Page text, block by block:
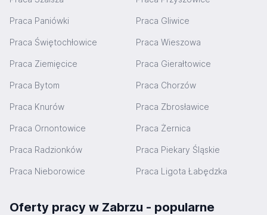
Praca Paniówki Praca Gliwice
Praca Świętochłowice Praca Wieszowa
Praca Ziemięcice Praca Gierałtowice
Praca Bytom Praca Chorzów
Praca Knurów Praca Zbrosławice
Praca Ornontowice Praca Żernica
Praca Radzionków Praca Piekary Śląskie
Praca Nieborowice Praca Ligota Łabędzka
Oferty pracy w Zabrzu - popularne